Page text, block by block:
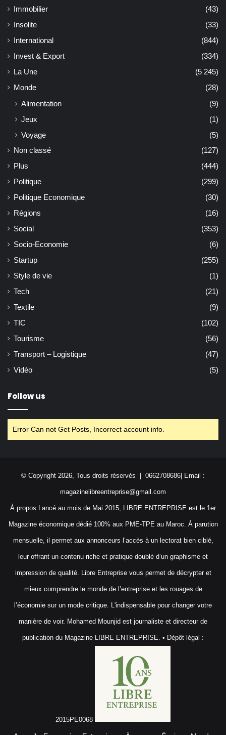
Immobilier
(43)
Insolite
(33)
International
(844)
Invest & Export
(334)
La Une
(5 245)
Monde
(28)
Alimentation
(9)
Jeux
(1)
Voyage
(5)
Non classé
(127)
Plus
(444)
Politique
(299)
Politique Economique
(30)
Régions
(16)
Social
(353)
Socio-Economie
(6)
Startup
(255)
Style de vie
(1)
Tech
(21)
Textile
(9)
TIC
(102)
Tourisme
(56)
Transport – Logistique
(47)
Vidéo
(5)
Follow us
Error Can not Get Posts, Incorrect account info.
© Copyright 2026, Tous droits réservés | 0662708686| Email :
magazinelibreentreprise@gmail.com
À propos Lancé au mois de Mai 2015, LIBRE ENTREPRISE est le 1er
Magazine économique dédié 100% aux PME-TPE au Maroc. À parution
mensuelle, il permet aux annonceurs l’accès à un lectorat bien ciblé,
leur offrant un contenu riche et pratique doublé d’un graphisme et
impression de qualité. Libre Entreprise vous permet de décrypter et
mieux comprendre le monde de l’entreprise et les rouages de
l’économie sur un mode critique. L'indispensable pour changer votre
manière de voir. Mohamed Mounjid est journaliste et directeur de
publication du Magazine LIBRE ENTREPRISE. • Dépôt légal :
2015PE0068